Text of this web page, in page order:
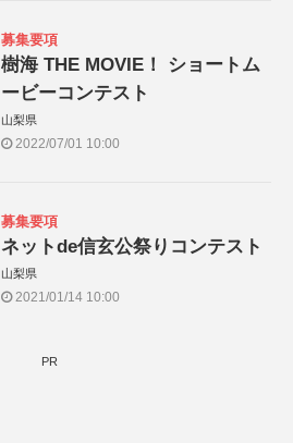
募集要項
樹海 THE MOVIE！ ショートム
ービーコンテスト
山梨県
2022/07/01 10:00
募集要項
ネットde信玄公祭りコンテスト
山梨県
2021/01/14 10:00
PR